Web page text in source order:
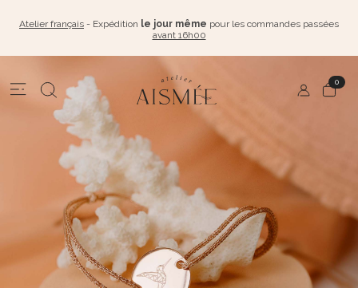
Atelier français - Expédition le jour même pour les commandes passées
avant 16h00
0